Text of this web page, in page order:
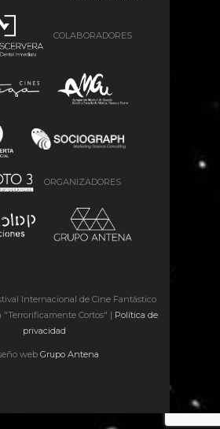
COLABORADORES
ORGANIZADORES
Internacional de Cine Fantástico
"Terroríficamente Cortos" | Política de
privacidad
web Grupo Antena